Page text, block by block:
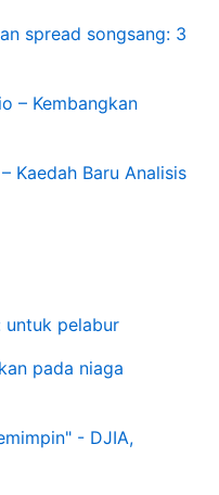
spread songsang: 3
– Kembangkan
Kaedah Baru Analisis
untuk pelabur
pada niaga
- DJIA,